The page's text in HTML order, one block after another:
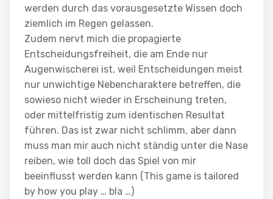
werden durch das vorausgesetzte Wissen doch
ziemlich im Regen gelassen.
Zudem nervt mich die propagierte
Entscheidungsfreiheit, die am Ende nur
Augenwischerei ist, weil Entscheidungen meist
nur unwichtige Nebencharaktere betreffen, die
sowieso nicht wieder in Erscheinung treten,
oder mittelfristig zum identischen Resultat
führen. Das ist zwar nicht schlimm, aber dann
muss man mir auch nicht ständig unter die Nase
reiben, wie toll doch das Spiel von mir
beeinflusst werden kann (This game is tailored
by how you play … bla …)